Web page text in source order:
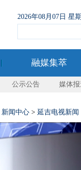
2026年08月07日 星
融媒集萃
公示公告 媒体
新闻中心 > 延吉电视新闻